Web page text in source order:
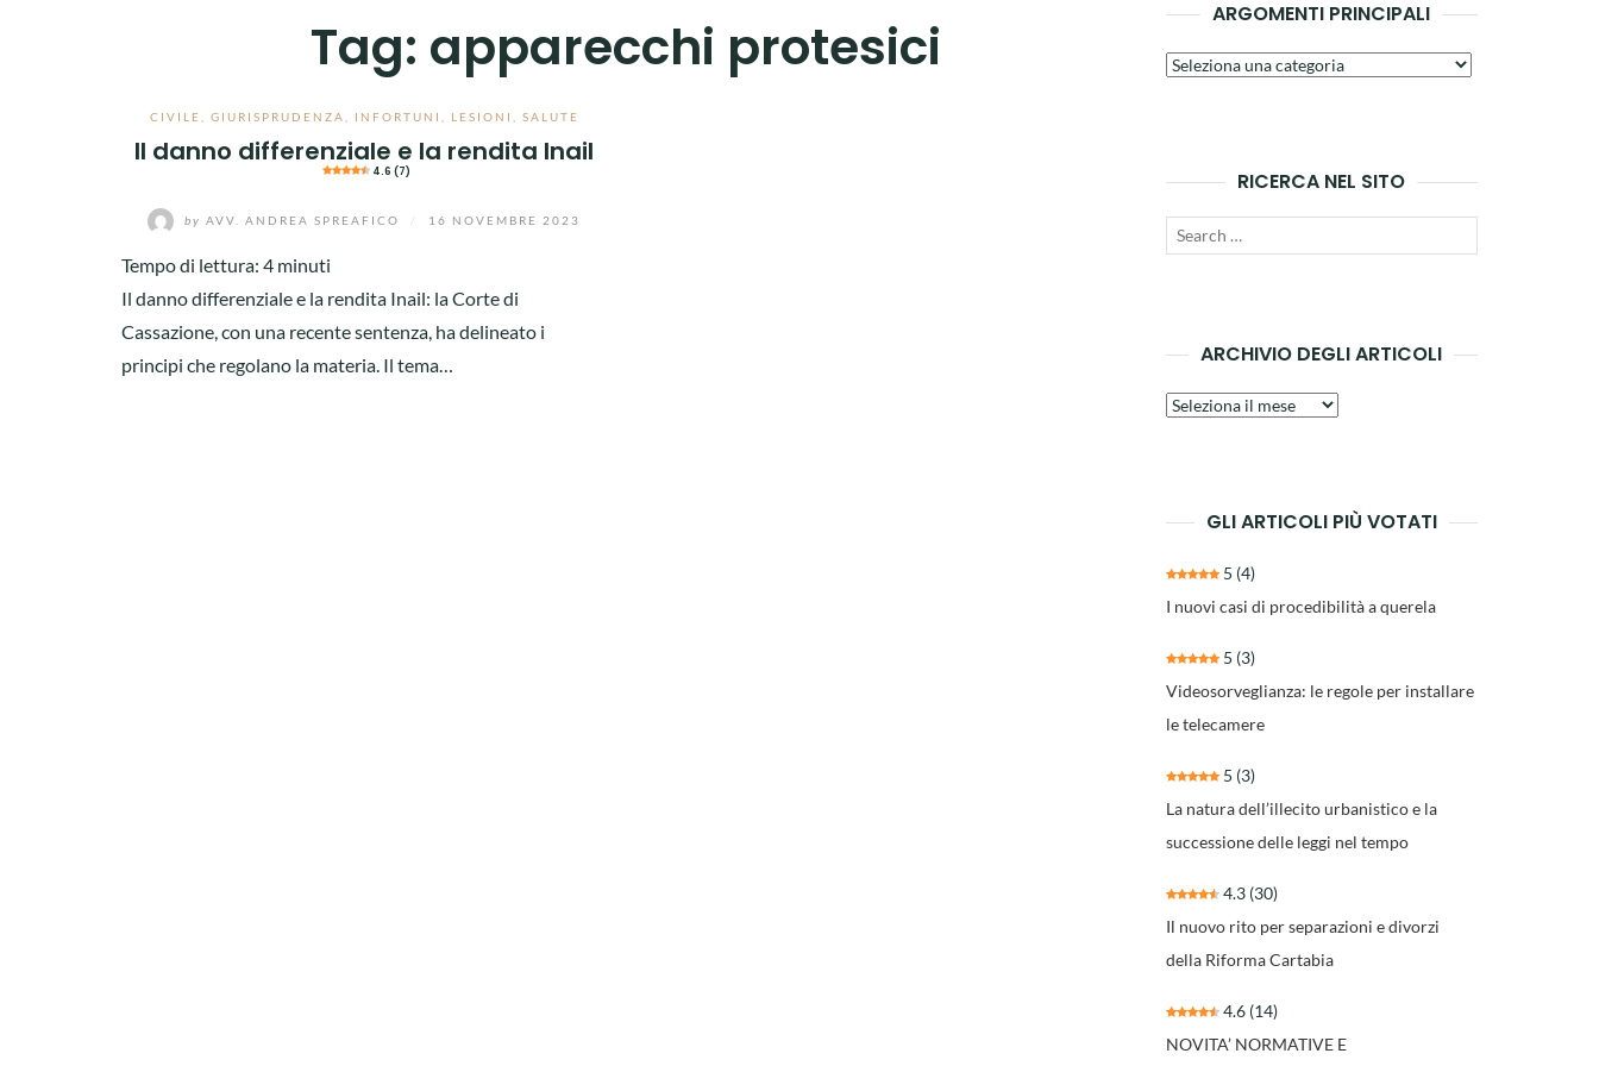
Tag: apparecchi protesici
CIVILE GIURISPRUDENZA INFORTUNI LESIONI SALUTE
Il danno differenziale e la rendita Inail
4.6 (7)
by AVV. ANDREA SPREAFICO 16 NOVEMBRE 2023
Tempo di lettura: 4 minuti
Il danno differenziale e la rendita Inail: la Corte di
Cassazione, con una recente sentenza, ha delineato i
principi che regolano la materia. Il tema…
ARGOMENTI PRINCIPALI
Argomenti
RICERCA NEL SITO
Search
ARCHIVIO DEGLI ARTICOLI
Archivio
GLI ARTICOLI PIÙ VOTATI
5 (4)
I nuovi casi di procedibilità a querela
5 (3)
Videosorveglianza: le regole per installare
le telecamere
5 (3)
La natura dell’illecito urbanistico e la
successione delle leggi nel tempo
4.3 (30)
Il nuovo rito per separazioni e divorzi
della Riforma Cartabia
4.6 (14)
NOVITA’ NORMATIVE E